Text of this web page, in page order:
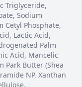
Triglyceride,
Sodium
Cetyl Phosphate,
Lactic Acid,
Palm
Acid, Mancelic
Park Butter (Shea
NP, Xanthan